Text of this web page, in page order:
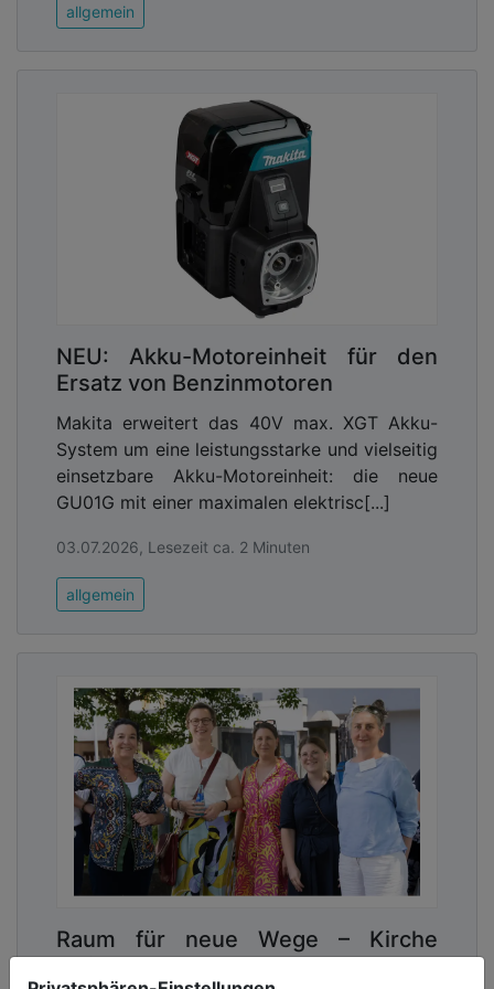
Bundesministerium für Bildung, Familie, Senioren,
Frauen und Jugend gefördert. Die Geschäftsstelle
ist im Kompetenzzentrum Technik-Diversity-
Chancengleichheit e. V. angesiedelt.
http://www.zukunftsraum-demografie.de
Abonnieren Sie unseren Newsletter mit
Link zur kostenlosen PDF Ausgabe der
Kommunalwirtschaft!
allgemein
NEU: Akku-Motoreinheit für den
Ersatz von Benzinmotoren
Makita erweitert das 40V max. XGT Akku-
System um eine leistungsstarke und vielseitig
einsetzbare Akku-Motoreinheit: die neue
GU01G mit einer maximalen elektrisc[...]
03.07.2026, Lesezeit ca. 2 Minuten
allgemein
Raum für neue Wege – Kirche
weiterdenken